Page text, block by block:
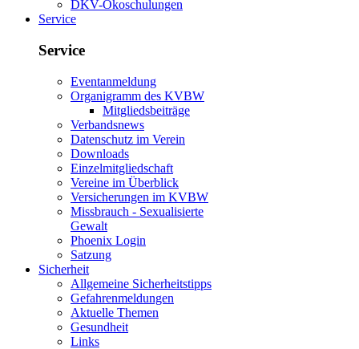
DKV-Ökoschulungen
Service
Service
Eventanmeldung
Organigramm des KVBW
Mitgliedsbeiträge
Verbandsnews
Datenschutz im Verein
Downloads
Einzelmitgliedschaft
Vereine im Überblick
Versicherungen im KVBW
Missbrauch - Sexualisierte
Gewalt
Phoenix Login
Satzung
Sicherheit
Allgemeine Sicherheitstipps
Gefahrenmeldungen
Aktuelle Themen
Gesundheit
Links